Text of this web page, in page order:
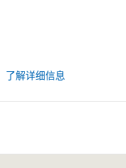
了解详细信息